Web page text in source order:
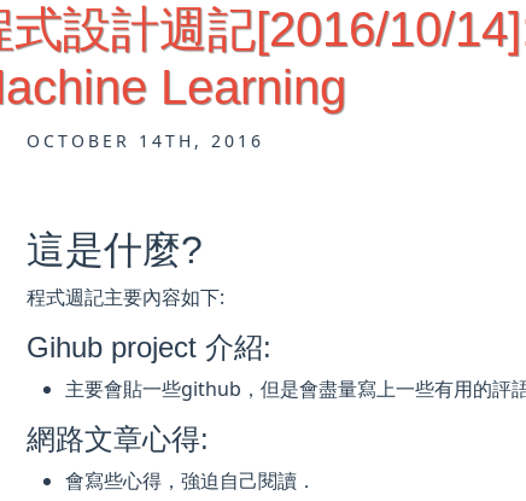
式設計週記[2016/10/
Learning
OCTOBER 14TH, 2016
這是什麼?
程式週記主要內容如下:
Gihub project 介紹:
主要會貼一些github，但是會盡量寫上一些有用的評
網路文章心得:
會寫些心得，強迫自己閱讀．